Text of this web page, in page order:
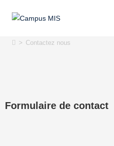
Contactez nous
> Contactez nous
Formulaire de contact